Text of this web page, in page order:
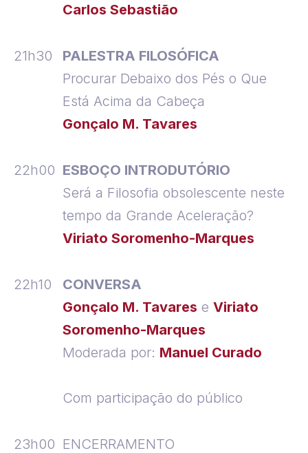
Carlos Sebastião
21h30
PALESTRA FILOSÓFICA
Procurar Debaixo dos Pés o Que
Está Acima da Cabeça
Gonçalo M. Tavares
22h00 ESBOÇO INTRODUTÓRIO
Será a Filosofia obsolescente neste
tempo da Grande Aceleração?
Viriato Soromenho-Marques
22h10
CONVERSA
Gonçalo M. Tavares eViriato
Soromenho-Marques
Moderada por: Manuel Curado
Com participação do público
23h00 ENCERRAMENTO